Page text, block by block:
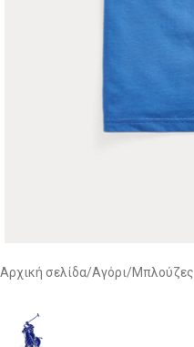
Αρχική σελίδα/Αγόρι/Μπλούζες